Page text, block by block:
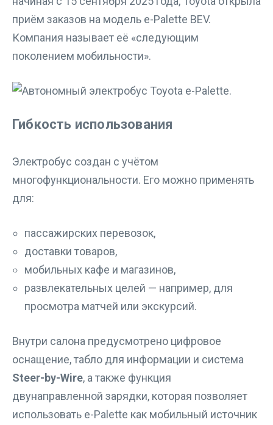
приём заказов на модель e-Palette BEV.
Компания называет её «следующим
поколением мобильности».
Гибкость использования
Электробус создан с учётом
многофункциональности. Его можно применять
для:
пассажирских перевозок,
доставки товаров,
мобильных кафе и магазинов,
развлекательных целей — например, для
просмотра матчей или экскурсий.
Внутри салона предусмотрено цифровое
оснащение, табло для информации и система
Steer-by-Wire, а также функция
двунаправленной зарядки, которая позволяет
использовать e-Palette как мобильный источник